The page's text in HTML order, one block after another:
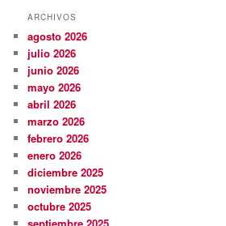
ARCHIVOS
agosto 2026
julio 2026
junio 2026
mayo 2026
abril 2026
marzo 2026
febrero 2026
enero 2026
diciembre 2025
noviembre 2025
octubre 2025